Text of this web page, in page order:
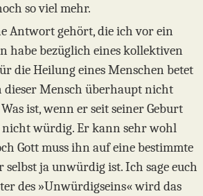
so viel mehr.
Antwort gehört, die ich vor ein
habe bezüglich eines kollektiven
die Heilung eines Menschen betet
dieser Mensch überhaupt nicht
ist, wenn er seit seiner Geburt
würdig. Er kann sehr wohl
Gott muss ihn auf eine bestimmte
selbst ja unwürdig ist. Ich sage euch
des »Unwürdigseins« wird das